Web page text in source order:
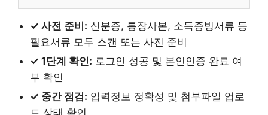
✓ 사전 준비: 신분증, 통장사본, 소득증빙서류 등
필요서류 모두 스캔 또는 사진 준비
✓ 1단계 확인: 로그인 성공 및 본인인증 완료 여
부 확인
✓ 중간 점검: 입력정보 정확성 및 첨부파일 업로